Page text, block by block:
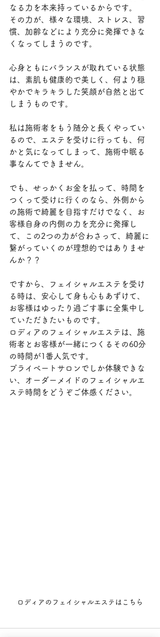
なる力を本来持っているからです。
その力が、様々な環境、ストレス、習
慣、加齢などにより充分に発揮できな
くなってしまうのです。
心身ともにバランスが取れている状態
は、素肌も健康的で美しく、何より穏
やかでキラキラした笑顔が自然と出て
しまうものです。
私は施術者をもう随分と長くやってい
るので、エステを受けに行っても、何
かと気になってしまって、施術中眠る
事なんてできません。
でも、せっかくお金を払って、時間を
つくって受けに行くのなら、外側から
の施術で綺麗を目指すだけでなく、お
客様自身の内側の力を充分に発揮し
て、この2つの力が合わさって、綺麗に
繋がっていくのが理想的ではありませ
んか？？
ですから、フェイシャルエステを受け
る時は、安心して身も心もあずけて、
お客様はゆったり過ごす事に全集中し
ていただきたいものです。
ロディアのフェイシャルエステは、施
術者とお客様が一緒につくるその60分
の時間が1番人気です。
プライベートサロンでしか体験できな
い、オーダーメイドのフェイシャルエ
ステ時間をどうぞご体感ください。
ロディアのフェイシャルエステはこちら